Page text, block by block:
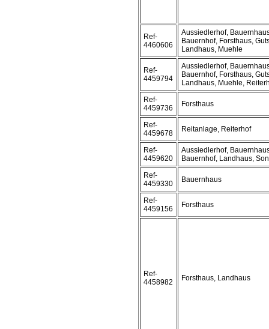
Ref-
4460606
Aussiedlerhof,
Bauernhof, Forsthaus,
Landhaus, Muehle
Ref-
4459794
Aussiedlerhof,
Bauernhof, Forsthaus,
Landhaus, Muehle,
Ref-
4459736
Forsthaus
Ref-
4459678
Reitanlage, Reiterhof
Ref-
4459620
Aussiedlerhof,
Bauernhof, Landhaus,
Ref-
4459330
Bauernhaus
Ref-
4459156
Forsthaus
Ref-
4458982
Forsthaus, Landhaus